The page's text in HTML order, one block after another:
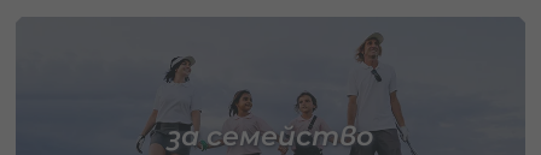
за семейство